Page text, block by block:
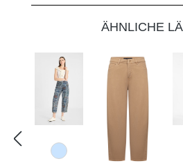
ÄHNLICHE
82 Hellblau gemustert